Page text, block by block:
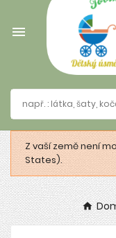

Z vaší země není
States).